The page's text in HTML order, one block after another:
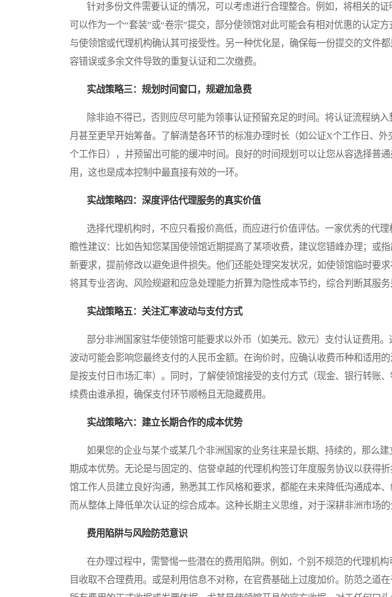
针对多份文件需要认证的情况，可以考虑进行合理整合。例如，将相关的证
可以作为一个“套装”或“卷宗”提交，部分使领馆对此可能会有相对优惠的认定
与使领馆或代理机构确认其可接受性。另一种优化是，确保每一份提交的文件
容错误或多余文件导致的重复认证和二次缴费。
实战策略三：规划时间窗口，规避加急费
除非迫不得已，否则应尽可能为领事认证预留充足的时间。将认证流程纳入
月甚至更早开始筹备。了解清楚各环节的标准办理时长（如公证X个工作日、
个工作日），并预留出可能的缓冲时间。良好的时间规划可以让您从容选择普
用，这也是成本控制中最直接有效的一环。
实战策略四：深度评估代理服务的真实价值
选择代理机构时，不应只看报价高低，而应进行价值评估。一家优秀的代理
瞻性建议：比如告知您某国使领馆近期提高了某项收费，建议您错峰办理；或
新要求，提前修改以避免退件损失。他们还能处理突发状况，如使领馆临时要
将其专业咨询、风险规避和应急处理能力折算为隐性成本节约，综合判断其服务
实战策略五：关注汇率波动与支付方式
部分非洲国家驻华使领馆可能要求以外币（如美元、欧元）支付认证费用。
波动可能会影响您最终支付的人民币金额。在询价时，应确认收费币种和适用
是按支付日市场汇率）。同时，了解使领馆接受的支付方式（现金、银行转账
续费由谁承担，确保支付环节顺畅且无隐藏费用。
实战策略六：建立长期合作的成本优势
如果您的企业与某个或某几个非洲国家的业务往来是长期、持续的，那么建
期成本优势。无论是与固定的、信誉卓越的代理机构签订年度服务协议以获得
馆工作人员建立良好沟通，熟悉其工作风格和要求，都能在未来降低沟通成本
而从整体上降低单次认证的综合成本。这种长期主义思维，对于深耕非洲市场的
费用陷阱与风险防范意识
在办理过程中，需警惕一些潜在的费用陷阱。例如，个别不规范的代理机构
目收取不合理费用。或是利用信息不对称，在官费基础上过度加价。防范之道